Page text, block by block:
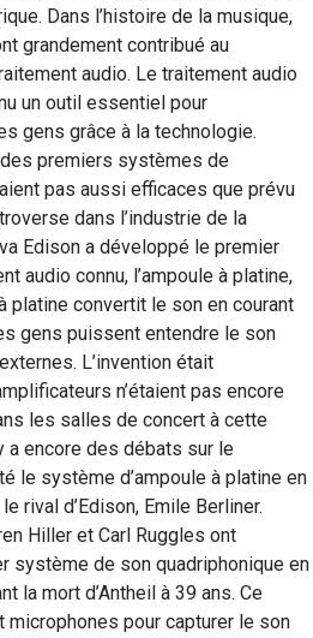
Dans l’histoire de la musique,
grandement contribué au
audio. Le traitement audio
un outil essentiel pour
gens grâce à la technologie.
premiers systèmes de
pas aussi efficaces que prévu
dans l’industrie de la
Edison a développé le premier
audio connu, l’ampoule à platine,
platine convertit le son en courant
gens puissent entendre le son
L’invention était
n’étaient pas encore
les salles de concert à cette
a encore des débats sur le
le système d’ampoule à platine en
rival d’Edison, Emile Berliner.
Hiller et Carl Ruggles ont
système de son quadriphonique en
la mort d’Antheil à 39 ans. Ce
pour capturer le son